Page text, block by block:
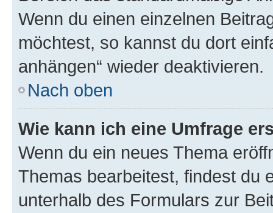
Wenn du einen einzelnen
möchtest, so kannst du dort
anhängen“ wieder deaktivieren.
Nach oben
Wie kann ich eine Umfrage
Wenn du ein neues Thema
Themas bearbeitest, findest du
unterhalb des Formulars zur